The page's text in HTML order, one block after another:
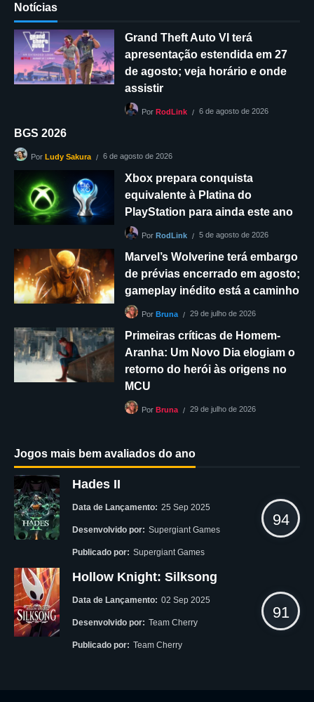
Notícias
Grand Theft Auto VI terá
apresentação estendida em 27
de agosto; veja horário e onde
assistir
PorRodLink 6 de agosto de 2026
BGS 2026
PorLudy Sakura 6 de agosto de 2026
Xbox prepara conquista
equivalente à Platina do
PlayStation para ainda este ano
PorRodLink 5 de agosto de 2026
Marvel’s Wolverine terá embargo
de prévias encerrado em agosto;
gameplay inédito está a caminho
PorBruna 29 de julho de 2026
Primeiras críticas de Homem-
Aranha: Um Novo Dia elogiam o
retorno do herói às origens no
MCU
PorBruna 29 de julho de 2026
Jogos mais bem avaliados do ano
Hades II
Data de Lançamento: 25 Sep 2025
Desenvolvido por: Supergiant Games
Publicado por: Supergiant Games
94
Hollow Knight: Silksong
Data de Lançamento: 02 Sep 2025
Desenvolvido por: Team Cherry
Publicado por: Team Cherry
91